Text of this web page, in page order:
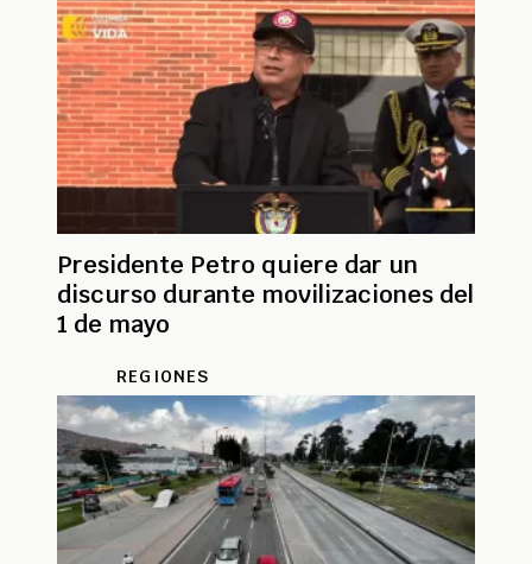
Presidente Petro quiere dar un
discurso durante movilizaciones del
1 de mayo
REGIONES